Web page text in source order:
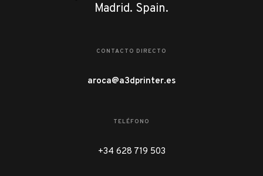
aroca@a3dprinter.es
+34 628 719 503